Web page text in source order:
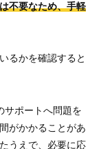
不要なため、手軽
るかを確認すると
サポートへ問題を
がかかることがあ
うえで、必要に応